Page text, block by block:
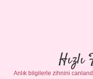
Anlık bilgilerle zihnini